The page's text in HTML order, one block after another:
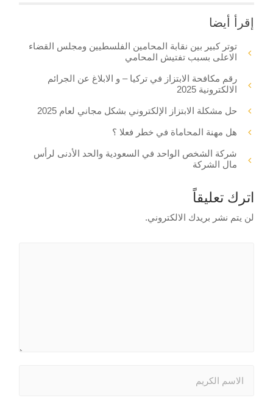
إقرأ أيضا
توتر كبير بين نقابة المحامين الفلسطيين ومجلس القضاء
الاعلى بسبب تفتيش المحامي
رقم مكافحة الابتزاز في تركيا – و الابلاغ عن الجرائم
الالكترونية 2025
حل مشكلة الابتزاز الإلكتروني بشكل مجاني لعام 2025
هل مهنة المحاماة في خطر فعلا ؟
شركة الشخص الواحد في السعودية والحد الأدنى لرأس
مال الشركة
اترك تعليقاً
لن يتم نشر بريدك الالكتروني.